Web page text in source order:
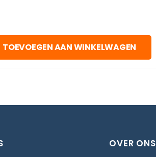
TOEVOEGEN AAN WINKELWAGEN
OVER ONS